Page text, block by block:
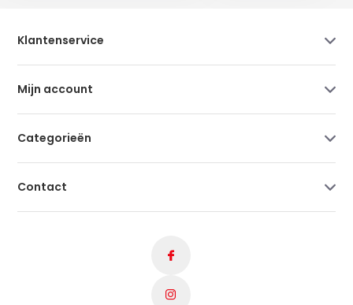
Klantenservice
Mijn account
Categorieën
Contact